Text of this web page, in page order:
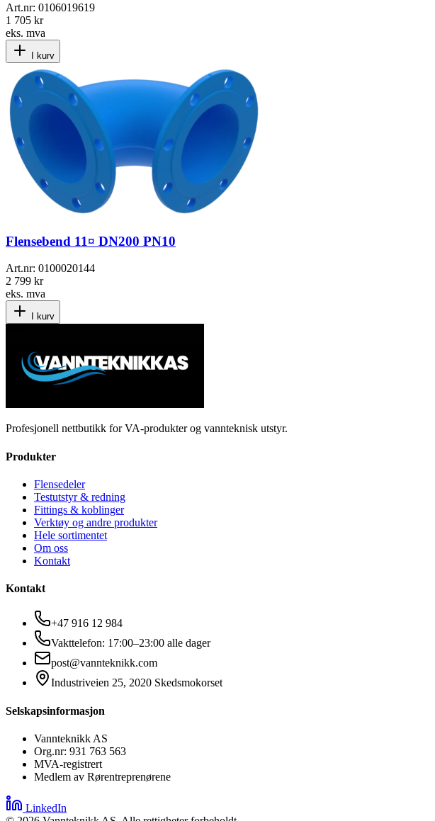
Art.nr: 0106019619
1 705 kr
eks. mva
I kurv
Flensebend 11¤ DN200 PN10
Art.nr: 0100020144
2 799 kr
eks. mva
I kurv
Profesjonell nettbutikk for VA-produkter og vannteknisk utstyr.
Produkter
Flensedeler
Testutstyr & redning
Fittings & koblinger
Verktøy og andre produkter
Hele sortimentet
Om oss
Kontakt
Kontakt
+47 916 12 984
Vakttelefon: 17:00–23:00 alle dager
post@vannteknikk.com
Industriveien 25, 2020 Skedsmokorset
Selskapsinformasjon
Vannteknikk AS
Org.nr: 931 763 563
MVA-registrert
Medlem av Rørentreprenørene
LinkedIn